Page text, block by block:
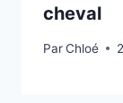
cheval
ParChloé